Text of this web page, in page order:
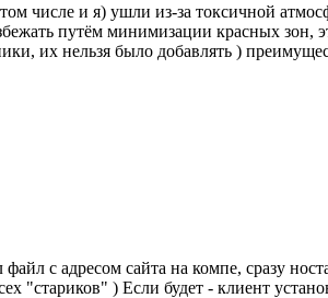
числе и я) ушли из-за токсичной
путём минимизации красных
их нельзя было добавлять )
с адресом сайта на компе, сразу
"стариков" ) Если будет - клиент